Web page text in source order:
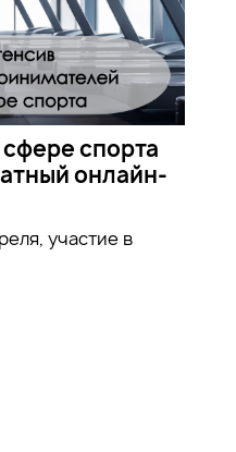
спорта
онлайн-
участие в